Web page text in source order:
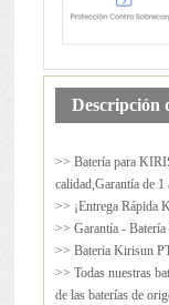
Descripción
>> Batería para
calidad,Garantía de
>> ¡Entrega Rápida
>> Garantía -
>> Bateria Kirisun
>> Todas nuestras
de las baterías de